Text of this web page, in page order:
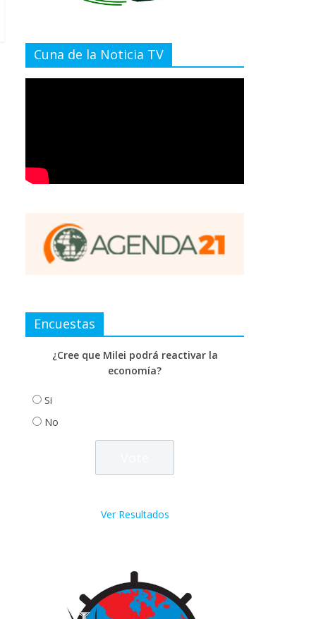
Cuna de la Noticia TV
Encuestas
¿Cree que Milei podrá reactivar la
economía?
Si
No
Ver Resultados